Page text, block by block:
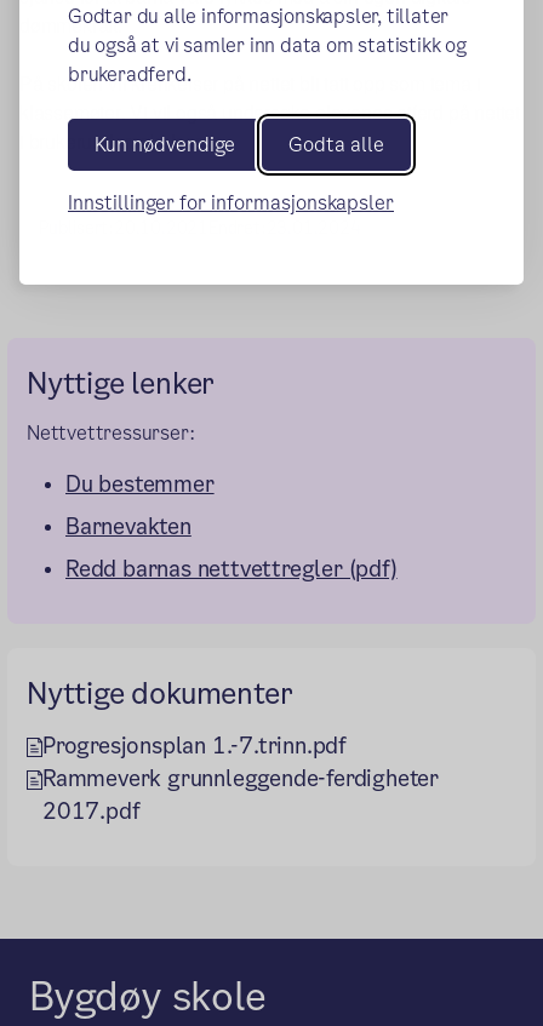
Godtar du alle informasjonskapsler, tillater
du også at vi samler inn data om statistikk og
brukeradferd.
Kun nødvendige Godta alle
Innstillinger for informasjonskapsler
dømmekraft.
På skolenvil krenkelser på nettet bli tatt opp som tema i
klassemøter.Vi vil også undersøke elevenes atferd på nettet
i brukerundersøkelser.
Nyttige lenker
Nettvettressurser:
Du bestemmer
Barnevakten
Redd barnas nettvettregler (pdf)
Nyttige dokumenter
Progresjonsplan 1.-7.trinn.pdf
Rammeverk grunnleggende-ferdigheter
2017.pdf
Bygdøy skole